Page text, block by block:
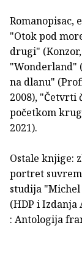
Romanopisac,
"Otok pod
drugi" (Konzor,
"Wonderland"
na dlanu"
2008), "Četvrti
početkom
2021).
Ostale knjige:
portret
studija
(HDP i
: Antologija